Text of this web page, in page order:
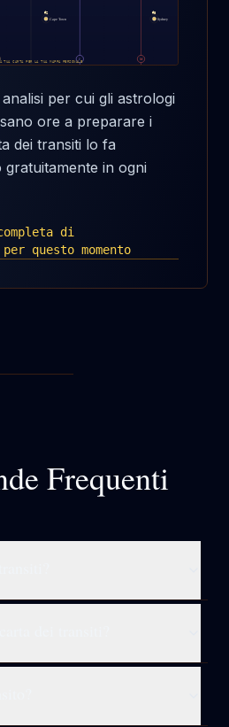
J M
#2
Cape Town
#5
Sydney
TUA CARTA PER LA TUA MAPPA PERSONALE
per cui gli astrologi
ore a preparare i
dei transiti lo fa
gratuitamente in ogni
di
questo momento
Frequenti